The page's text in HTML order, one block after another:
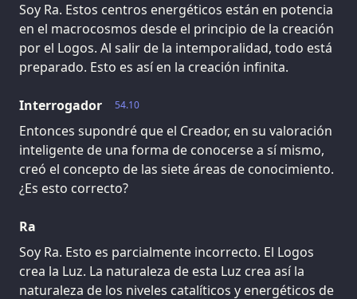
Soy Ra. Estos centros energéticos están en potencia
en el macrocosmos desde el principio de la creación
por el Logos. Al salir de la intemporalidad, todo está
preparado. Esto es así en la creación infinita.
54.10
Interrogador
Entonces supondré que el Creador, en su valoración
inteligente de una forma de conocerse a sí mismo,
creó el concepto de las siete áreas de conocimiento.
¿Es esto correcto?
Ra
Soy Ra. Esto es parcialmente incorrecto. El Logos
crea la Luz. La naturaleza de esta Luz crea así la
naturaleza de los niveles catalíticos y energéticos de